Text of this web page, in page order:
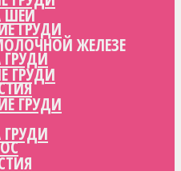
ГРУДИ
ШЕИ
ЖЕЛЕЗЕ
ГРУДИ
ГРУДИ